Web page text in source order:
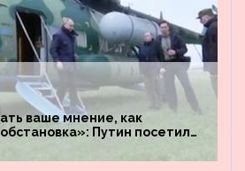
ваше мнение, как
Путин посетил